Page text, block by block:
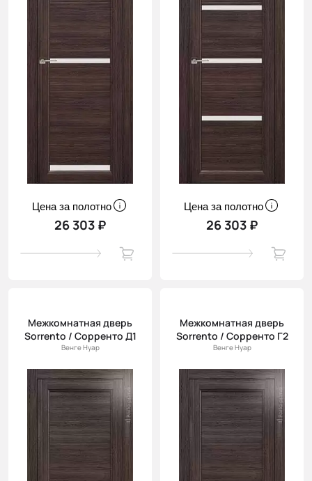
Цена за полотно
26 303 ₽
Цена за полотно
26 303 ₽
Межкомнатная дверь
Sorrento / Сорренто Д1
Венге Нуар
Межкомнатная дверь
Sorrento / Сорренто Г2
Венге Нуар